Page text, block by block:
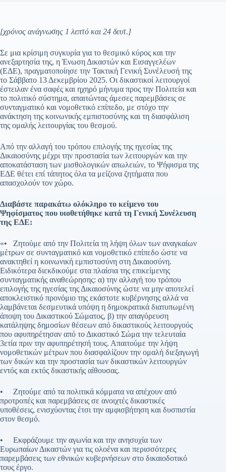
[χρόνος ανάγνωσης 1 λεπτό και 24 δευτ.]
Σε μια κρίσιμη συγκυρία για το θεσμικό κύρος και την
ανεξαρτησία της, η Ένωση Δικαστών και Εισαγγελέων
(ΕΔΕ), πραγματοποίησε την Τακτική Γενική Συνέλευσή της
το Σάββατο 13 Δεκεμβρίου 2025. Οι δικαστικοί λειτουργοί
έστειλαν ένα σαφές και ηχηρό μήνυμα προς την Πολιτεία και
το πολιτικό σύστημα, απαιτώντας άμεσες παρεμβάσεις σε
συνταγματικό και νομοθετικό επίπεδο, με στόχο την
ανάκτηση της κοινωνικής εμπιστοσύνης και τη διασφάλιση
της ομαλής λειτουργίας του θεσμού.
Από την αλλαγή του τρόπου επιλογής της ηγεσίας της
Δικαιοσύνης μέχρι την προστασία των λειτουργών και την
αποκατάσταση των μισθολογικών απωλειών, το Ψήφισμα της
ΕΔΕ θέτει επί τάπητος όλα τα μείζονα ζητήματα που
απασχολούν τον χώρο.
Διαβάστε παρακάτω ολόκληρο το κείμενο του
Ψηφίσματος που υιοθετήθηκε κατά τη Γενική Συνέλευση
της ΕΔΕ:
«• Ζητούμε από την Πολιτεία τη λήψη όλων των αναγκαίων
μέτρων σε συνταγματικό και νομοθετικό επίπεδο ώστε να
ανακτηθεί η κοινωνική εμπιστοσύνη στη Δικαιοσύνη.
Ειδικότερα διεκδικούμε στα πλαίσια της επικείμενης
συνταγματικής αναθεώρησης: α) την αλλαγή του τρόπου
επιλογής της ηγεσίας της Δικαιοσύνης ώστε να μην αποτελεί
αποκλειστικό προνόμιο της εκάστοτε κυβέρνησης αλλά να
λαμβάνεται δεσμευτικά υπόψη η δημοκρατικά διατυπωμένη
άποψη του Δικαστικού Σώματος, β) την απαγόρευση
κατάληψης δημοσίων θέσεων από δικαστικούς λειτουργούς
που αφυπηρέτησαν από το Δικαστικό Σώμα την τελευταία
3ετία πριν την αφυπηρέτησή τους. Απαιτούμε την λήψη
νομοθετικών μέτρων που διασφαλίζουν την ομαλή διεξαγωγή
των δικών και την προστασία των δικαστικών λειτουργών
εντός και εκτός δικαστικής αίθουσας.
• Ζητούμε από τα πολιτικά κόμματα να απέχουν από
προτροπές και παρεμβάσεις σε ανοιχτές δικαστικές
υποθέσεις, ενισχύοντας έτσι την αμφισβήτηση και δυσπιστία
στον θεσμό.
• Εκφράζουμε την αγωνία και την ανησυχία των
Ευρωπαίων Δικαστών για τις ολοένα και περισσότερες
παρεμβάσεις των εθνικών κυβερνήσεων στο δικαιοδοτικό
τους έργο.